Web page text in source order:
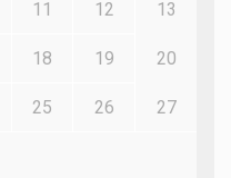
11 12 13
18 19 20
25 26 27